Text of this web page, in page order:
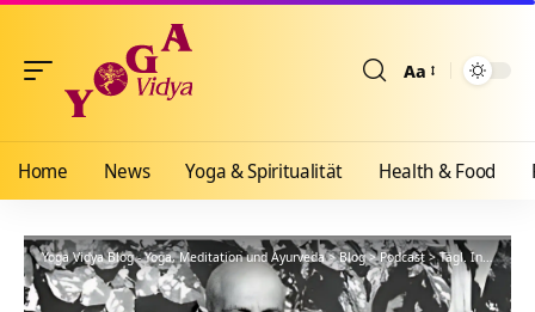
Aa
Home News Yoga & Spiritualität Health & Food
Yoga Vidya Blog - Yoga, Meditation und Ayurveda>Blog>Podcast>Tägl. Inspiration